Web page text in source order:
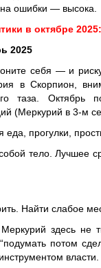
ошибки — высока.
в октябре 2025:
2025
себя — и
в Скорпион,
таза. Октябрь
(Меркурий в 3-м
прогулки,
тело. Лучшее
Найти слабое
здесь
потом
власти.